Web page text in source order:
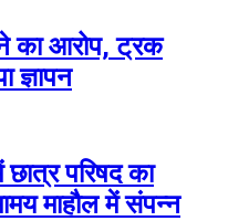
का आरोप, ट्रक
ज्ञापन
परिषद का
माहौल में संपन्न